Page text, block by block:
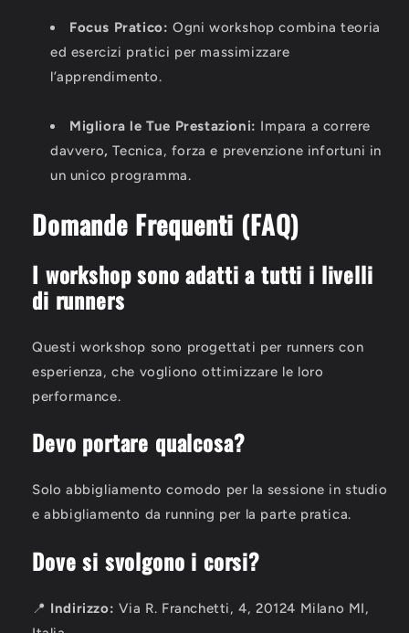
Focus Pratico: Ogni workshop combina teoria
ed esercizi pratici per massimizzare
l’apprendimento.
Migliora le Tue Prestazioni: Impara a correre
davvero,Tecnica, forza e prevenzione infortuni in
un unico programma.
Domande Frequenti (FAQ)
I workshop sono adatti a tutti i livelli
di runners
Questi workshop sono progettati per runners con
esperienza, che vogliono ottimizzare le loro
performance.
Devo portare qualcosa?
Solo abbigliamento comodo per la sessione in studio
e abbigliamento da running per la parte pratica.
Dove si svolgono i corsi?
📍 Indirizzo: Via R. Franchetti, 4, 20124 Milano MI,